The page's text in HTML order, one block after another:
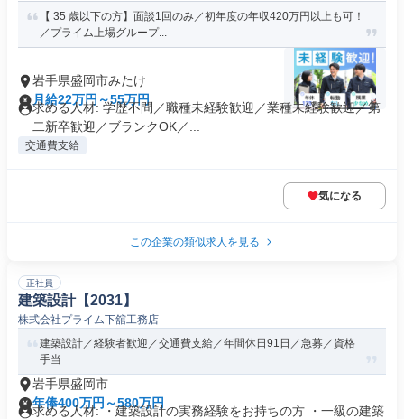
【 35 歳以下の方】面談1回のみ／初年度の年収420万円以上も可！
／プライム上場グループ...
岩手県盛岡市みたけ
月給22万円～55万円
求める人材: 学歴不問／職種未経験歓迎／業種未経験歓迎／第
二新卒歓迎／ブランクOK／...
交通費支給
気になる
この企業の類似求人を見る
正社員
建築設計【2031】
株式会社プライム下舘工務店
建築設計／経験者歓迎／交通費支給／年間休日91日／急募／資格
手当
岩手県盛岡市
年俸400万円～580万円
求める人材: ・建築設計の実務経験をお持ちの方 ・一級の建築